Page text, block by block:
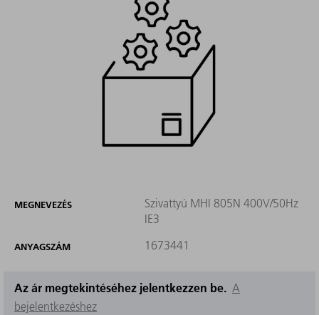
MEGNEVEZÉS
Szivattyú MHI 805N 400V/50Hz
IE3
ANYAGSZÁM 1673441
Az ár megtekintéséhez jelentkezzen be. A
bejelentkezéshez